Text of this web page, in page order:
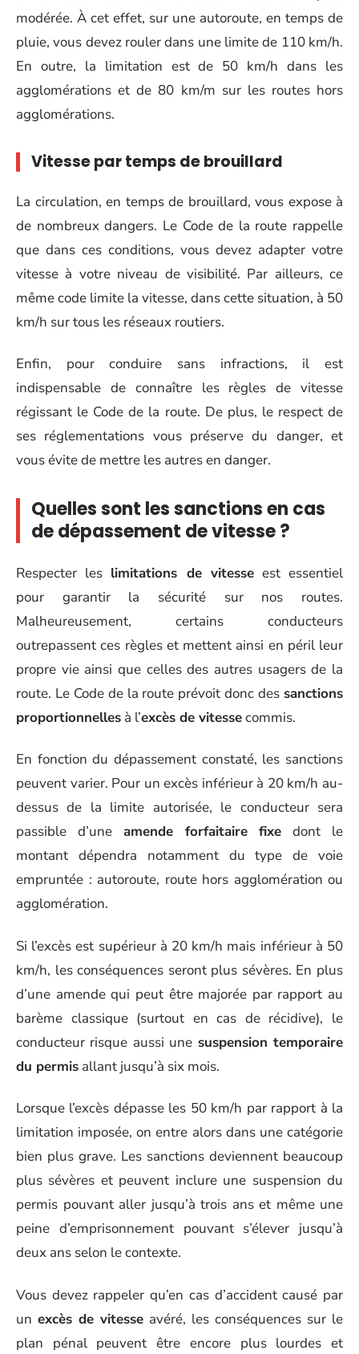
modérée. À cet effet, sur une autoroute, en temps de
pluie, vous devez rouler dans une limite de 110 km/h.
En outre, la limitation est de 50 km/h dans les
agglomérations et de 80 km/m sur les routes hors
agglomérations.
Vitesse par temps de brouillard
La circulation, en temps de brouillard, vous expose à
de nombreux dangers. Le Code de la route rappelle
que dans ces conditions, vous devez adapter votre
vitesse à votre niveau de visibilité. Par ailleurs, ce
même code limite la vitesse, dans cette situation, à 50
km/h sur tous les réseaux routiers.
Enfin, pour conduire sans infractions, il est
indispensable de connaître les règles de vitesse
régissant le Code de la route. De plus, le respect de
ses réglementations vous préserve du danger, et
vous évite de mettre les autres en danger.
Quelles sont les sanctions en cas
de dépassement de vitesse ?
Respecter les limitations de vitesseest essentiel
pour garantir la sécurité sur nos routes.
Malheureusement, certains conducteurs
outrepassent ces règles et mettent ainsi en péril leur
propre vie ainsi que celles des autres usagers de la
route. Le Code de la route prévoit donc des sanctions
proportionnelles à l’excès de vitessecommis.
En fonction du dépassement constaté, les sanctions
peuvent varier. Pour un excès inférieur à 20 km/h au-
dessus de la limite autorisée, le conducteur sera
passible d’une amende forfaitaire fixe dont le
montant dépendra notamment du type de voie
empruntée : autoroute, route hors agglomération ou
agglomération.
Si l’excès est supérieur à 20 km/h mais inférieur à 50
km/h, les conséquences seront plus sévères. En plus
d’une amende qui peut être majorée par rapport au
barème classique (surtout en cas de récidive), le
conducteur risque aussi une suspension temporaire
du permis allant jusqu’à six mois.
Lorsque l’excès dépasse les 50 km/h par rapport à la
limitation imposée, on entre alors dans une catégorie
bien plus grave. Les sanctions deviennent beaucoup
plus sévères et peuvent inclure une suspension du
permis pouvant aller jusqu’à trois ans et même une
peine d’emprisonnement pouvant s’élever jusqu’à
deux ans selon le contexte.
Vous devez rappeler qu’en cas d’accident causé par
un excès de vitesse avéré, les conséquences sur le
plan pénal peuvent être encore plus lourdes et